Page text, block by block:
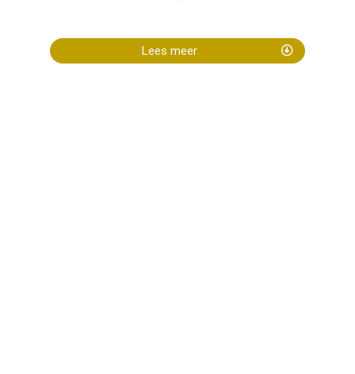
Lees meer